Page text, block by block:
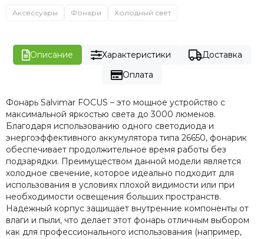
Аксессуары Фонари Холодный свет
Описание Характеристики
Доставка
Оплата
Фонарь Salvimar FOCUS – это мощное устройство с
максимальной яркостью света до 3000 люменов.
Благодаря использованию одного светодиода и
энергоэффективного аккумулятора типа 26650, фонарик
обеспечивает продолжительное время работы без
подзарядки. Преимуществом данной модели является
холодное свечение, которое идеально подходит для
использования в условиях плохой видимости или при
необходимости освещения больших пространств.
Надежный корпус защищает внутренние компоненты от
влаги и пыли, что делает этот фонарь отличным выбором
как для профессионального использования (например,